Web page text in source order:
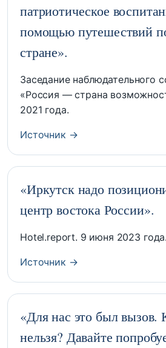
патриотическое
помощью путешествий
стране».
Заседание наблюдательного
«Россия — страна
2021 года.
Источник →
«Иркутск надо
центр востока России».
Hotel.report. 9 июня 2023 года.
Источник →
«Для нас это был
нельзя? Давайте